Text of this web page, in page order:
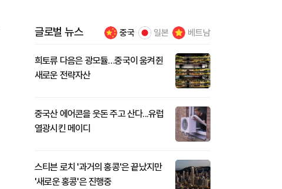
글로벌 뉴스 중국 일본 베트남
희토류 다음은 광모듈…중국이 움켜쥔
새로운 전략자산
중국산 에어콘을 웃돈 주고 산다...유럽
열광시킨 메이디
스티븐 로치 '과거의 홍콩'은 끝났지만
'새로운 홍콩'은 진행중